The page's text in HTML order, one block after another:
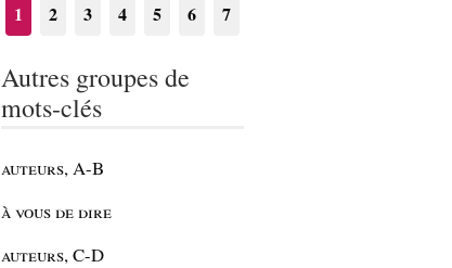
1 2 3 4 5 6 7
Autres groupes de
mots-clés
auteurs, A-B
à vous de dire
auteurs, C-D